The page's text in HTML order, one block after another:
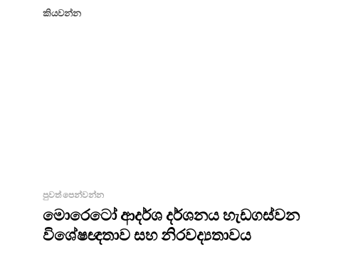
කියවන්න
පුවත් පෙන්වන්න
මොරෙටෝ ආදර්ශ දර්ශනය හැඩගස්වන
විශේෂඥතාව සහ නිරවද්‍යතාවය